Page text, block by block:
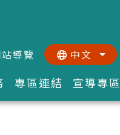
導覽 中文
專區連結 宣導專區